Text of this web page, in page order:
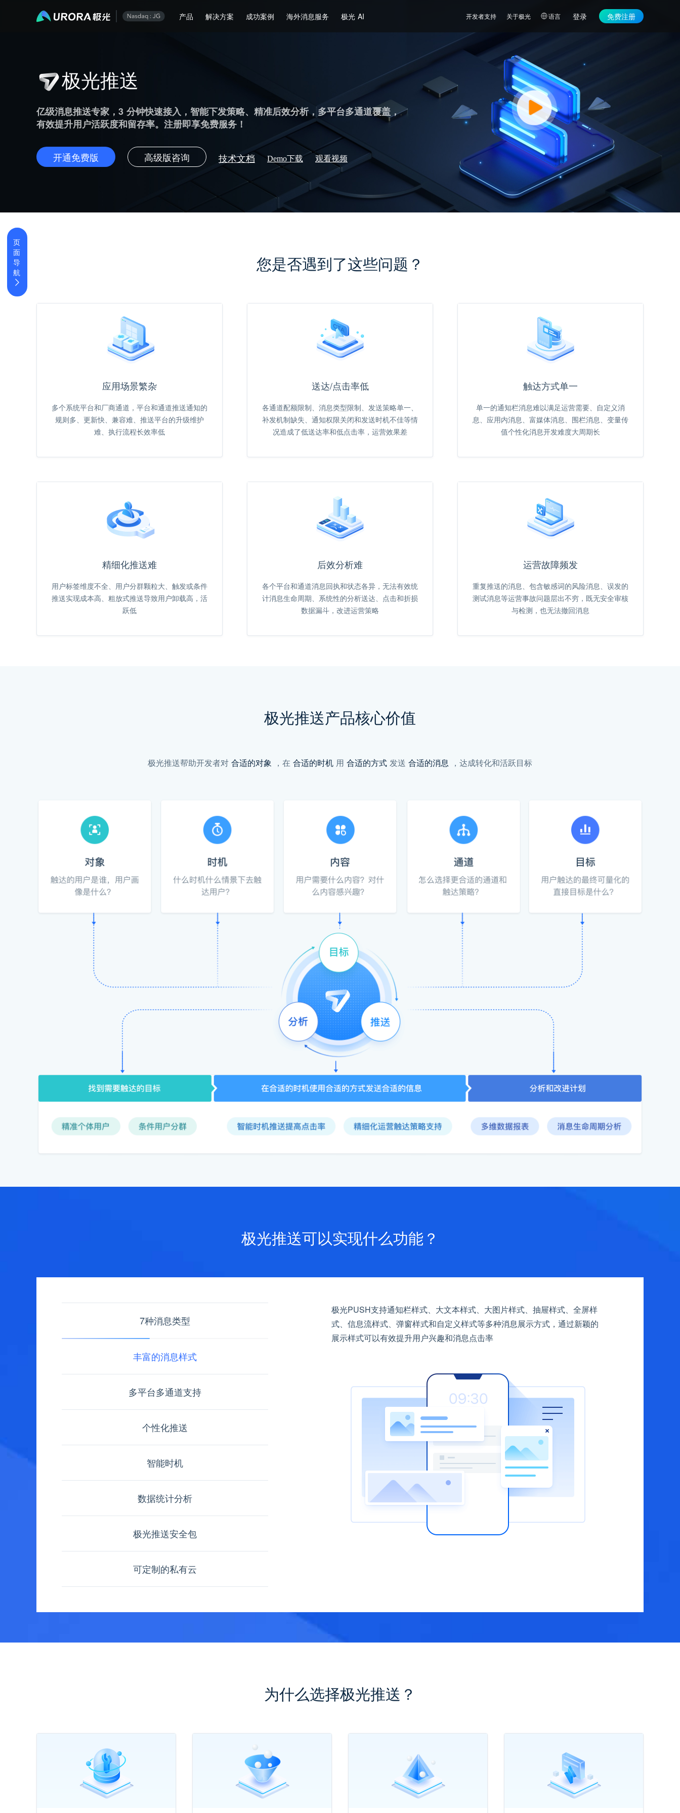
产品 解决方案 成功案例 海外消息服务 极光 AI 开发者支持 关于极光 语言 登录 免费注册
极光推送
亿级消息推送专家，3 分钟快速接入，智能下发策略、精准后效分析，多平台多通道覆盖，
有效提升用户活跃度和留存率。注册即享免费服务！
开通免费版 高级版咨询 技术文档 Demo下载 观看视频
您是否遇到了这些问题？
页
面
导
航
应用场景繁杂
多个系统平台和厂商通道，平台和通道推送通知的
规则多、更新快、兼容难、推送平台的升级维护
难、执行流程长效率低
送达/点击率低
各通道配额限制、消息类型限制、发送策略单一、
补发机制缺失、通知权限关闭和发送时机不佳等情
况造成了低送达率和低点击率，运营效果差
触达方式单一
单一的通知栏消息难以满足运营需要、自定义消
息、应用内消息、富媒体消息、围栏消息、变量传
值个性化消息开发难度大周期长
精细化推送难
用户标签维度不全、用户分群颗粒大、触发或条件
推送实现成本高、粗放式推送导致用户卸载高，活
跃低
后效分析难
各个平台和通道消息回执和状态各异，无法有效统
计消息生命周期、系统性的分析送达、点击和折损
数据漏斗，改进运营策略
运营故障频发
重复推送的消息、包含敏感词的风险消息、误发的
测试消息等运营事故问题层出不穷，既无安全审核
与检测，也无法撤回消息
极光推送产品核心价值
极光推送帮助开发者对 合适的对象 ，在 合适的时机 用 合适的方式 发送 合适的消息 ，达成转化和活跃目标
极光推送可以实现什么功能？
7种消息类型
丰富的消息样式
多平台多通道支持
个性化推送
智能时机
数据统计分析
极光推送安全包
可定制的私有云
极光PUSH支持通知栏样式、大文本样式、大图片样式、抽屉样式、全屏样
式、信息流样式、弹窗样式和自定义样式等多种消息展示方式，通过新颖的
展示样式可以有效提升用户兴趣和消息点击率
为什么选择极光推送？